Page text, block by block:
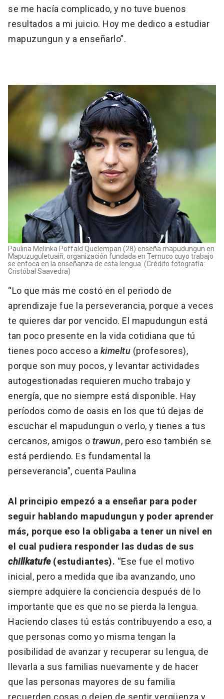
se me hacía complicado, y no tuve buenos
resultados a mi juicio. Hoy me dedico a estudiar
mapuzungun y a enseñarlo”.
Paulina Melinka Poffald Quelempan (28) enseña mapudungun en
Mapuzuguletuaiñ, organización fundada en Temuco cuyo trabajo
se enfoca en la enseñanza de esta lengua. (Crédito fotografía:
Cristóbal Saavedra)
“Lo que más me costó en el periodo de
aprendizaje fue la perseverancia, porque a veces
te quieres dar por vencido. El mapudungun está
tan poco presente en la vida cotidiana que tú
tienes poco acceso a kimeltu (profesores),
porque son muy pocos, y levantar actividades
autogestionadas requieren mucho trabajo y
energía, que no siempre está disponible. Hay
períodos como de oasis en los que tú dejas de
escuchar el mapudungun o verlo, y tienes a tus
cercanos, amigos o trawun, pero eso también se
está perdiendo. Es fundamental la
perseverancia”, cuenta Paulina
Al principio empezó a a enseñar para poder
seguir hablando mapudungun y poder aprender
más, porque eso la obligaba a tener un nivel en
el cual pudiera responder las dudas de sus
chillkatufe(estudiantes). “Ese fue el motivo
inicial, pero a medida que iba avanzando, uno
siempre adquiere la conciencia después de lo
importante que es que no se pierda la lengua.
Haciendo clases tú estás contribuyendo a eso, a
que personas como yo misma tengan la
posibilidad de avanzar y recuperar su lengua, de
llevarla a sus familias nuevamente y de hacer
que las personas mayores de su familia